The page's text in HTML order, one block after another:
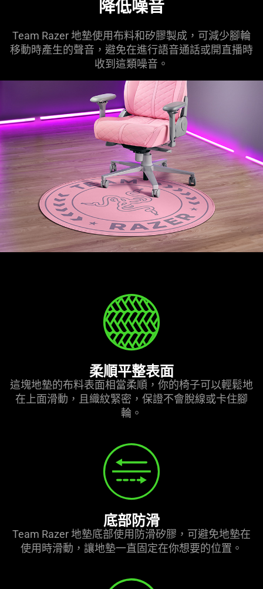
降低噪音
Team Razer 地墊使用布料和矽膠製成，可減少腳輪
移動時產生的聲音，避免在進行語音通話或開直播時
收到這類噪音。
柔順平整表面
這塊地墊的布料表面相當柔順，你的椅子可以輕鬆地
在上面滑動，且織紋緊密，保證不會脫線或卡住腳
輪。
底部防滑
Team Razer 地墊底部使用防滑矽膠，可避免地墊在
使用時滑動，讓地墊一直固定在你想要的位置。